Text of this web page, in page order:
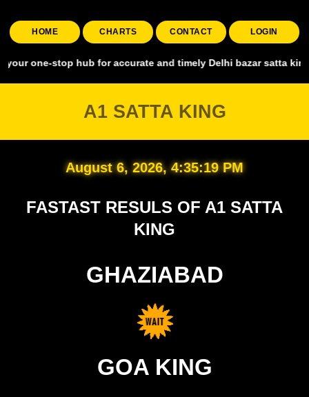
HOME CHARTS CONTACT LOGIN
hub for accurate and timely Delhi bazar satta king,
A1 SATTA KING
August 6, 2026, 4:35:20 PM
FASTAST RESULS OF A1 SATTA
KING
GHAZIABAD
GOA KING